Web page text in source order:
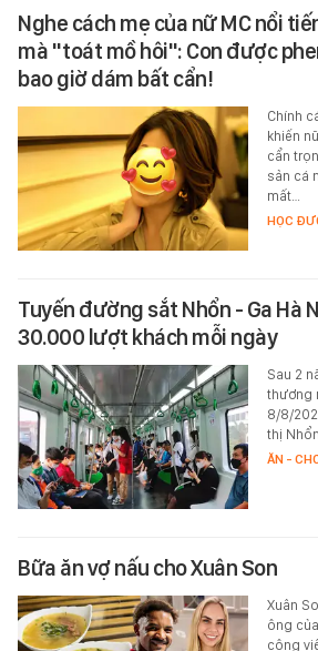
Nghe cách mẹ của nữ MC nổi
mà "toát mồ hôi": Con được
bao giờ dám bất cẩn!
Chính
khiến
cẩn
sản cá
mất…
HỌC
Tuyến đường sắt Nhổn - Ga Hà
30.000 lượt khách mỗi ngày
Sau 2
thương
8/8/
thị
ĂN -
Bữa ăn vợ nấu cho Xuân Son
Xuân
ông
công